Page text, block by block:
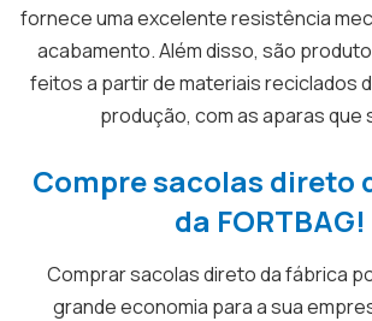
fornece uma excelente resistência
acabamento. Além disso, são
feitos a partir de materiais reciclados
produção, com as aparas que
Compre sacolas direto
da FORTBAG!
Comprar sacolas direto da fábrica
grande economia para a sua